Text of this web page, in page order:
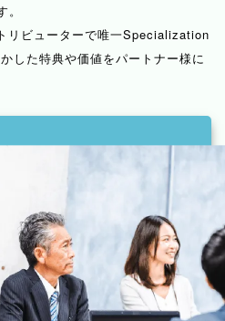
ップとして、限られたリソ
を市場投入し、継続的な機
すことを目指しました。 そ
PaaS を活用したア
。 インフラ構築や運用は
ていましたが、Azure
Cosmos DB であれば
開発を行えるという印象を受
りインフラ管理を意識せず
境を整えた結果、仕様変更に
リビューターで唯一Specialization
した特典や価値をパートナー様に